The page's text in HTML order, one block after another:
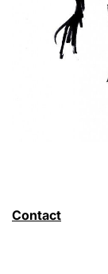
Contact